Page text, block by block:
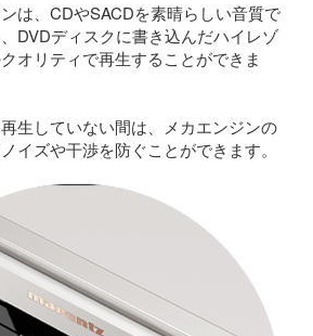
は、CDやSACDを素晴らしい音質で
DVDディスクに書き込んだハイレゾ
オリティで再生することができま
生していない間は、メカエンジンの
イズや干渉を防ぐことができます。